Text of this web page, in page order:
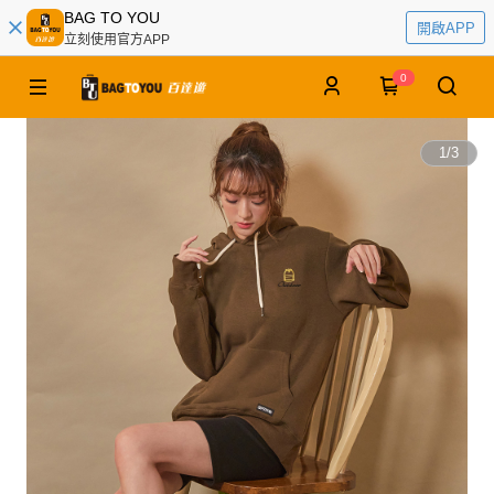
BAG TO YOU
立刻使用官方APP
開啟APP
0
1/3